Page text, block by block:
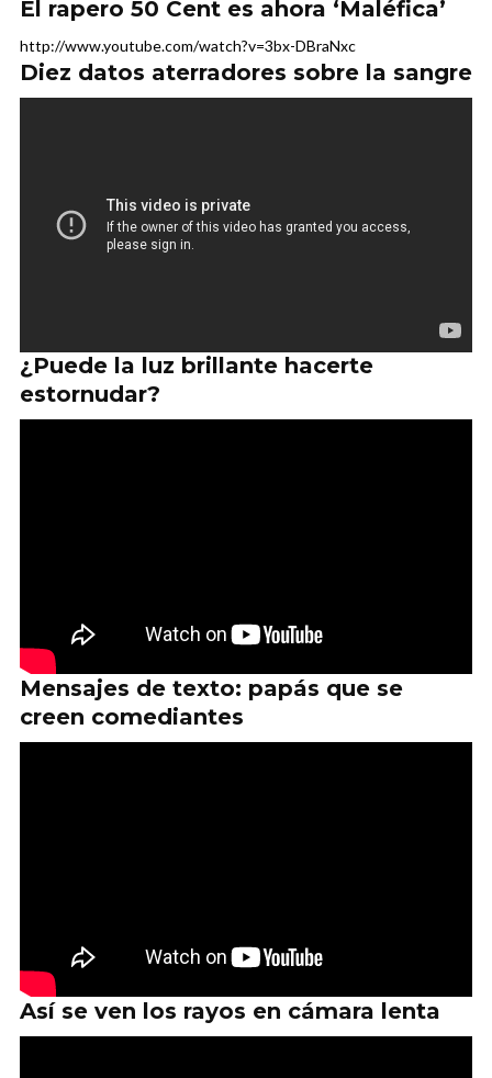
El rapero 50 Cent es ahora ‘Maléfica’
http://www.youtube.com/watch?v=3bx-DBraNxc
Diez datos aterradores sobre la sangre
¿Puede la luz brillante hacerte
estornudar?
Mensajes de texto: papás que se
creen comediantes
Así se ven los rayos en cámara lenta